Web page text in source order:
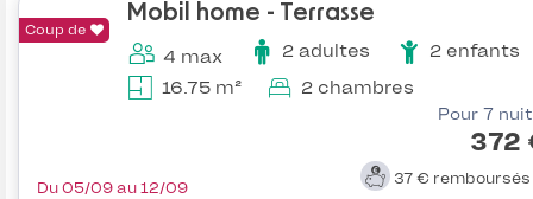
Coup de
Mobil home - Terrasse
4 max 2 adultes
2 enfants
16.75 m²
2 chambres
Pour 7
372
37 € remboursés
Du 05/09 au 12/09